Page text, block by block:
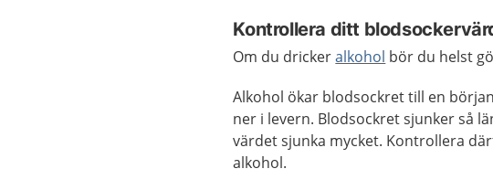
Kontrollera ditt
Om du drickeralkohol bör du helst
Alkohol ökar blodsockret till en
ner i levern. Blodsockret sjunker så
värdet sjunka mycket. Kontrollera
alkohol.